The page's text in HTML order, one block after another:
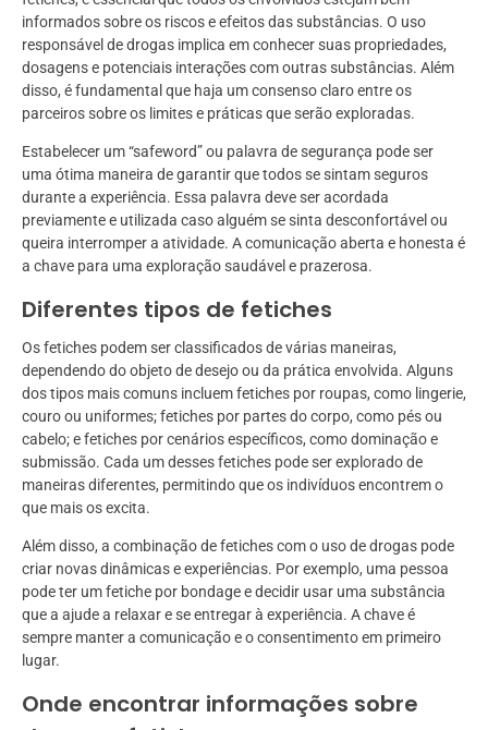
informados sobre os riscos e efeitos das substâncias. O uso
responsável de drogas implica em conhecer suas propriedades,
dosagens e potenciais interações com outras substâncias. Além
disso, é fundamental que haja um consenso claro entre os
parceiros sobre os limites e práticas que serão exploradas.
Estabelecer um “safeword” ou palavra de segurança pode ser
uma ótima maneira de garantir que todos se sintam seguros
durante a experiência. Essa palavra deve ser acordada
previamente e utilizada caso alguém se sinta desconfortável ou
queira interromper a atividade. A comunicação aberta e honesta é
a chave para uma exploração saudável e prazerosa.
Diferentes tipos de fetiches
Os fetiches podem ser classificados de várias maneiras,
dependendo do objeto de desejo ou da prática envolvida. Alguns
dos tipos mais comuns incluem fetiches por roupas, como lingerie,
couro ou uniformes; fetiches por partes do corpo, como pés ou
cabelo; e fetiches por cenários específicos, como dominação e
submissão. Cada um desses fetiches pode ser explorado de
maneiras diferentes, permitindo que os indivíduos encontrem o
que mais os excita.
Além disso, a combinação de fetiches com o uso de drogas pode
criar novas dinâmicas e experiências. Por exemplo, uma pessoa
pode ter um fetiche por bondage e decidir usar uma substância
que a ajude a relaxar e se entregar à experiência. A chave é
sempre manter a comunicação e o consentimento em primeiro
lugar.
Onde encontrar informações sobre